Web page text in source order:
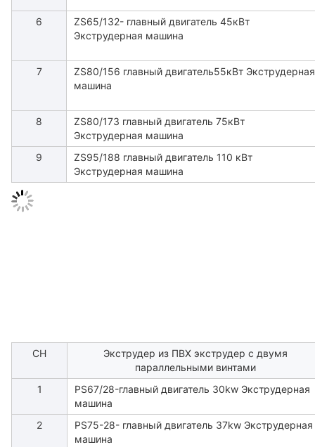
6
ZS65/132- главный двигатель 45кВт
Экструдерная машина
7
ZS80/156 главный двигатель55кВт Экструдерная
машина
8
ZS80/173 главный двигатель 75кВт
Экструдерная машина
9
ZS95/188 главный двигатель 110 кВт
Экструдерная машина
СН
Экструдер из ПВХ экструдер с двумя
параллельными винтами
1
PS67/28-главный двигатель 30kw Экструдерная
машина
2
PS75-28- главный двигатель 37kw Экструдерная
машина